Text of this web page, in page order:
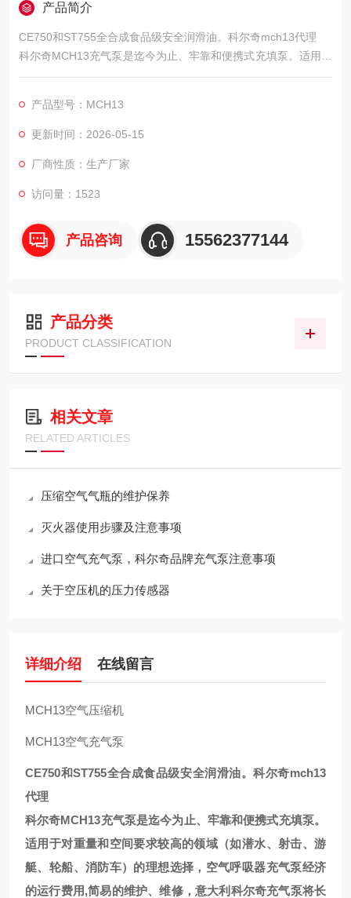
产品简介
CE750和ST755全合成食品级安全润滑油。科尔奇mch13代理
科尔奇MCH13充气泵是迄今为止、牢靠和便携式充填泵。适用于
对重量和空间要求较高的领域（如潜水、射击、游艇、轮船、消
护、维修，意大利科尔奇充气泵将长年为您提供更高质量的压缩
空气。意利科尔奇进口品牌，返修率低，价格适中，是正压式空
产品型号：MCH13
更新时间：2026-05-15
厂商性质：生产厂家
访问量：1523
产品咨询 15562377144
产品分类
PRODUCT CLASSIFICATION
相关文章
RELATED ARTICLES
压缩空气气瓶的维护保养
灭火器使用步骤及注意事项
进口空气充气泵，科尔奇品牌充气泵注意事项
关于空压机的压力传感器
详细介绍 在线留言
MCH13空气压缩机
MCH13空气充气泵
CE750和ST755全合成食品级安全润滑油。科尔奇mch13
代理
科尔奇MCH13充气泵是迄今为止、牢靠和便携式充填泵。
适用于对重量和空间要求较高的领域（如潜水、射击、游
艇、轮船、消防车）的理想选择，空气呼吸器充气泵经济
的运行费用,简易的维护、维修，意大利科尔奇充气泵将长